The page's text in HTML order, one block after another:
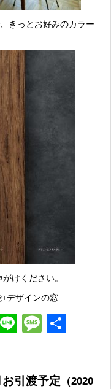
きっとお好みのカラー
けください。
デザインの窓
Line
引渡予定 （2020